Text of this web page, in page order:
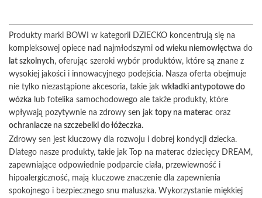
Produkty marki BOWI w kategorii DZIECKO koncentrują się na
kompleksowej opiece nad najmłodszymi od wieku niemowlęctwa do
lat szkolnych, oferując szeroki wybór produktów, które są znane z
wysokiej jakości i innowacyjnego podejścia. Nasza oferta obejmuje
nie tylko niezastąpione akcesoria, takie jak wkładki antypotowe do
wózka lub fotelika samochodowego ale także produkty, które
wpływają pozytywnie na zdrowy sen jak topy na materac oraz
ochraniacze na szczebelki do łóżeczka.
Zdrowy sen jest kluczowy dla rozwoju i dobrej kondycji dziecka.
Dlatego nasze produkty, takie jak Top na materac dziecięcy DREAM,
zapewniające odpowiednie podparcie ciała, przewiewność i
hipoalergiczność, mają kluczowe znaczenie dla zapewnienia
spokojnego i bezpiecznego snu maluszka. Wykorzystanie miękkiej